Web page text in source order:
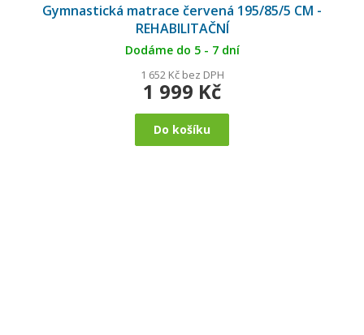
Gymnastická matrace červená 195/85/5 CM -
REHABILITAČNÍ
Dodáme do 5 - 7 dní
1 652 Kč bez DPH
1 999 Kč
Do košíku